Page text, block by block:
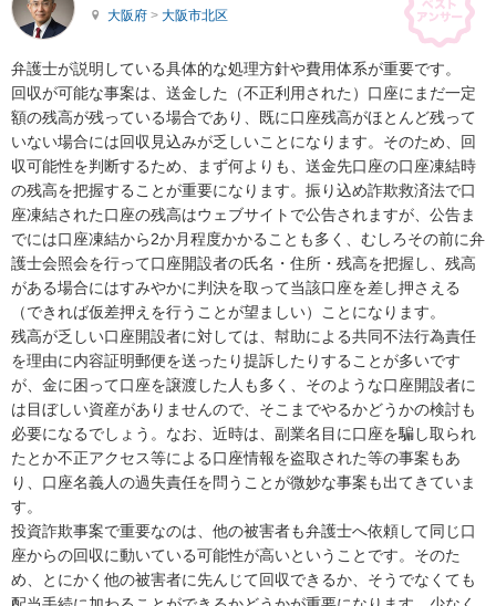
大阪府 > 大阪市北区
弁護士が説明している具体的な処理方針や費用体系が重要です。
回収が可能な事案は、送金した（不正利用された）口座にまだ一定
額の残高が残っている場合であり、既に口座残高がほとんど残って
いない場合には回収見込みが乏しいことになります。そのため、回
収可能性を判断するため、まず何よりも、送金先口座の口座凍結時
の残高を把握することが重要になります。振り込め詐欺救済法で口
座凍結された口座の残高はウェブサイトで公告されますが、公告ま
でには口座凍結から2か月程度かかることも多く、むしろその前に弁
護士会照会を行って口座開設者の氏名・住所・残高を把握し、残高
がある場合にはすみやかに判決を取って当該口座を差し押さえる
（できれば仮差押えを行うことが望ましい）ことになります。
残高が乏しい口座開設者に対しては、幇助による共同不法行為責任
を理由に内容証明郵便を送ったり提訴したりすることが多いです
が、金に困って口座を譲渡した人も多く、そのような口座開設者に
は目ぼしい資産がありませんので、そこまでやるかどうかの検討も
必要になるでしょう。なお、近時は、副業名目に口座を騙し取られ
たとか不正アクセス等による口座情報を盗取された等の事案もあ
り、口座名義人の過失責任を問うことが微妙な事案も出てきていま
す。
投資詐欺事案で重要なのは、他の被害者も弁護士へ依頼して同じ口
座からの回収に動いている可能性が高いということです。そのた
め、とにかく他の被害者に先んじて回収できるか、そうでなくても